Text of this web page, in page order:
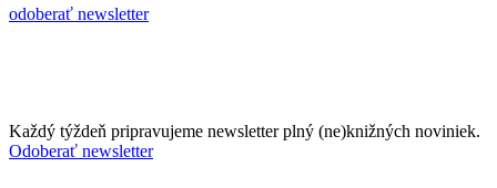
odoberať newsletter
Každý týždeň pripravujeme newsletter plný (ne)knižných noviniek.
Odoberať newsletter